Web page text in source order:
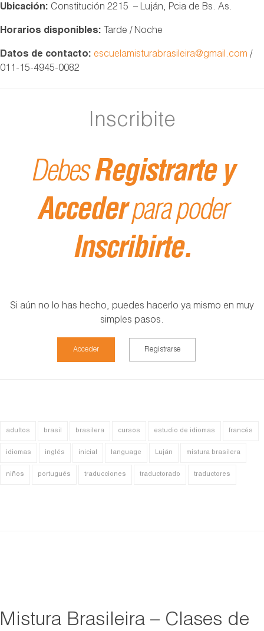
Ubicación: Constitución 2215 – Luján, Pcia de Bs. As.
Horarios disponibles: Tarde / Noche
Datos de contacto: escuelamisturabrasileira@gmail.com /
011-15-4945-0082
Inscribite
DebesRegistrarte y
Accederpara poder
Inscribirte.
Si aún no lo has hecho, puedes hacerlo ya mismo en muy
simples pasos.
Acceder Registrarse
adultos brasil brasilera cursos estudio de idiomas francés
idiomas inglés inicial language Luján mistura brasilera
niños portugués traducciones traductorado traductores
Mistura Brasileira – Clases de